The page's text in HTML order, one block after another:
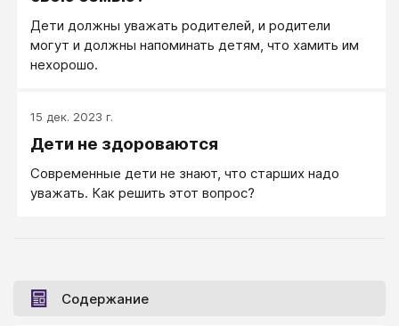
Дети должны уважать родителей, и родители
могут и должны напоминать детям, что хамить им
нехорошо.
15 дек. 2023 г.
Дети не здороваются
Современные дети не знают, что старших надо
уважать. Как решить этот вопрос?
Содержание